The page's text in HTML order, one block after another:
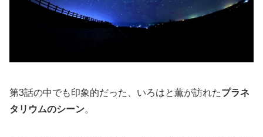
第3話の中でも印象的だった、いろはと薫が訪れたプラネ
タリウムのシーン。